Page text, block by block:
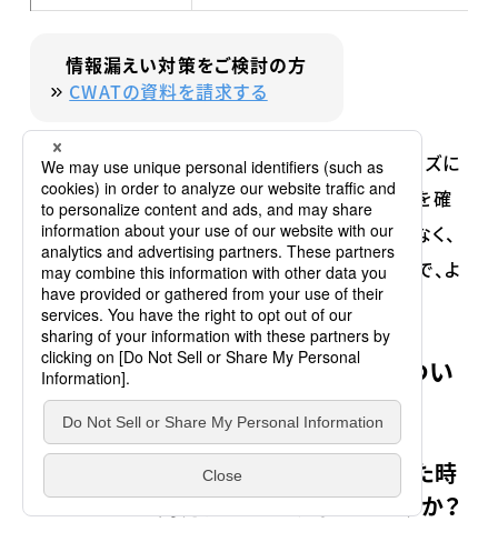
情報漏えい対策をご検討の方
CWATの資料を請求する
これらの製品を導入する際は、組織の特性やニーズに
合わせて適切な設定を行い、定期的に運用状況を確
認することが重要です。また、製品の導入だけでなく、
従業員への教育や啓発活動と組み合わせることで、よ
り効果的な内部不正対策が可能となります。
情報セキュリティインシデントについ
てよくある質問
情報セキュリティインシデントが生じた時
にとるべき対応はどのようなものですか？